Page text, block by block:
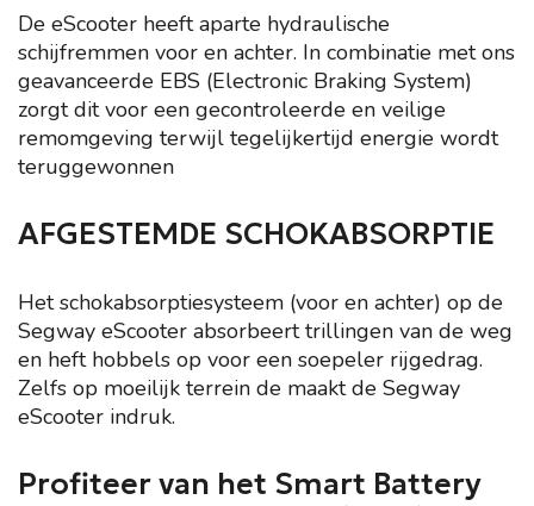
De eScooter heeft aparte hydraulische
schijfremmen voor en achter. In combinatie met ons
geavanceerde EBS (Electronic Braking System)
zorgt dit voor een gecontroleerde en veilige
remomgeving terwijl tegelijkertijd energie wordt
teruggewonnen
AFGESTEMDE SCHOKABSORPTIE
Het schokabsorptiesysteem (voor en achter) op de
Segway eScooter absorbeert trillingen van de weg
en heft hobbels op voor een soepeler rijgedrag.
Zelfs op moeilijk terrein de maakt de Segway
eScooter indruk.
Profiteer van het Smart Battery